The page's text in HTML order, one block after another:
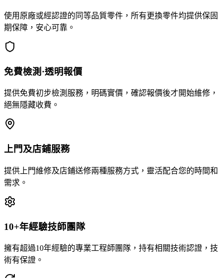
使用原廠或經認證的同等品質零件，所有更換零件均提供保固
期保障，安心可靠。
免費檢測·透明報價
提供免費初步檢測服務，明碼實價，確認報價後才開始維修，
絕無隱藏收費。
上門及店鋪服務
提供上門維修及店鋪送修兩種服務方式，靈活配合您的時間和
需求。
10+年經驗技師團隊
擁有超過10年經驗的專業工程師團隊，持有相關技術認證，技
術有保證。